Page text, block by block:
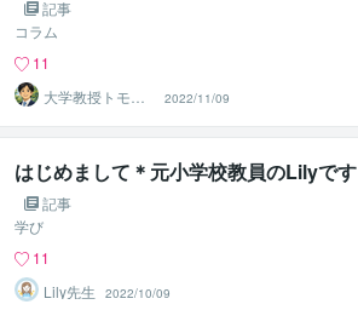
記事
コラム
11
大学教授トモ｜
元東大教員
2022/11/09
はじめまして＊元小学校教員のLilyです
記事
学び
11
Lily先生
2022/10/09